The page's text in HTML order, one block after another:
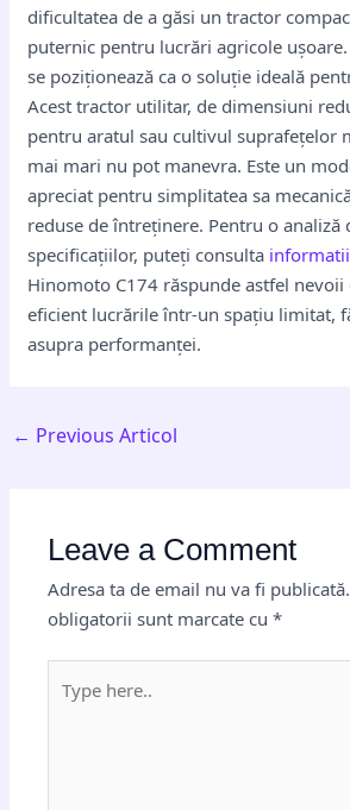
dificultatea de a găsi un tractor
puternic pentru lucrări agricole
se poziționează ca o soluție ideală
Acest tractor utilitar, de dimensiuni
pentru aratul sau cultivul suprafețelor
mai mari nu pot manevra. Este un
apreciat pentru simplitatea sa
reduse de întreținere. Pentru o analiză
specificațiilor, puteți consulta
Hinomoto C174 răspunde astfel nevoii
eficient lucrările într-un spațiu limitat,
asupra performanței.
← Previous Articol
Leave a Comment
Adresa ta de email nu va fi publicată.
obligatorii sunt marcate cu*
here..